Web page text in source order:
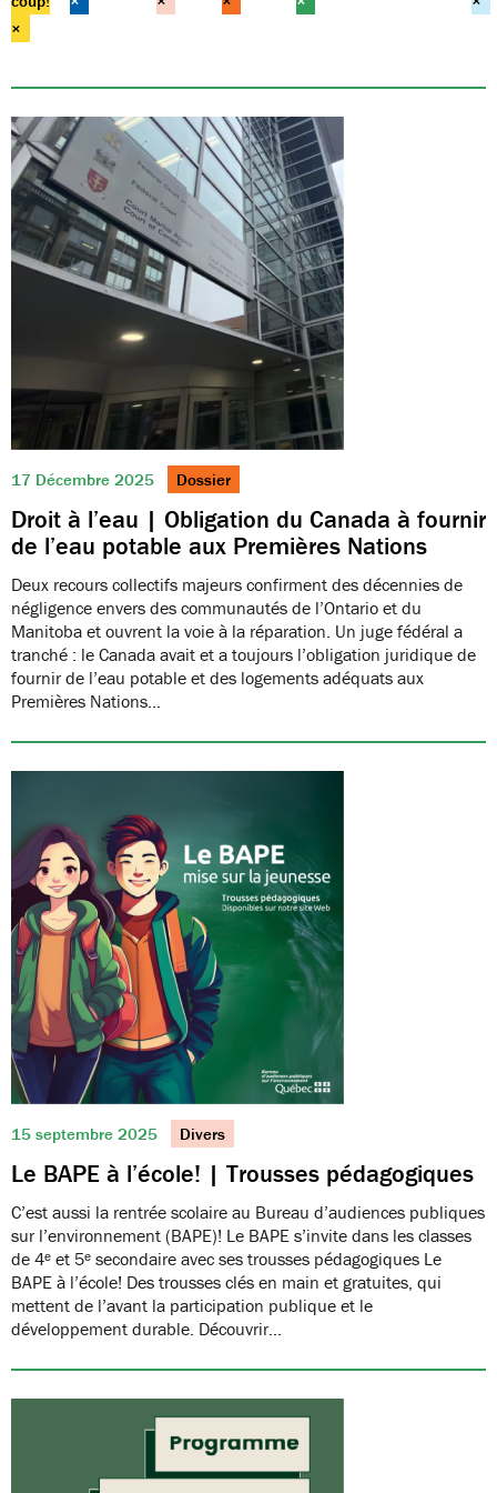
17 Décembre 2025 Dossier
Droit à l’eau | Obligation du Canada à fournir
de l’eau potable aux Premières Nations
Deux recours collectifs majeurs confirment des décennies de
négligence envers des communautés de l’Ontario et du
Manitoba et ouvrent la voie à la réparation. Un juge fédéral a
tranché : le Canada avait et a toujours l’obligation juridique de
fournir de l’eau potable et des logements adéquats aux
Premières Nations…
15 septembre 2025 Divers
Le BAPE à l’école! | Trousses pédagogiques
C’est aussi la rentrée scolaire au Bureau d’audiences publiques
sur l’environnement (BAPE)! Le BAPE s’invite dans les classes
de 4ᵉ et 5ᵉ secondaire avec ses trousses pédagogiques Le
BAPE à l’école! Des trousses clés en main et gratuites, qui
mettent de l’avant la participation publique et le
développement durable. Découvrir…
×